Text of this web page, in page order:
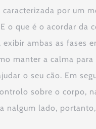
caracterizada por um
o que é o acordar da
ambas as fases
manter a calma
o seu cão. Em
sobre o corpo,
nalgum lado,